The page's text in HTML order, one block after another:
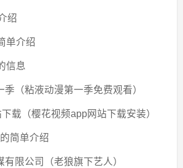
绍
单介绍
信息
季（粘液动漫第一季免费观看）
载（樱花视频app网站下载安装）
简单介绍
限公司（老狼旗下艺人）